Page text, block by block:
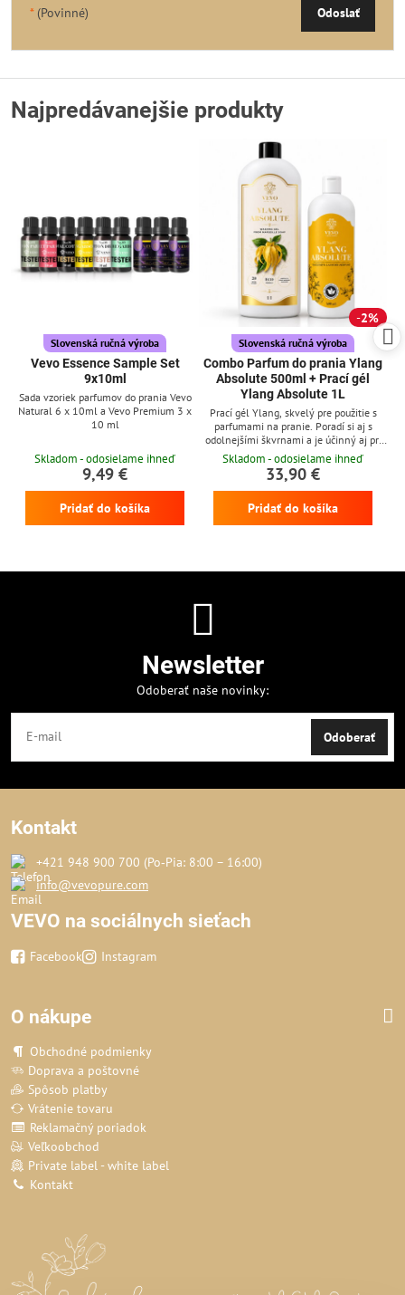
*(Povinné) Odoslať
Najpredávanejšie produkty
Slovenská ručná výroba
Vevo Essence Sample Set
9x10ml
Sada vzoriek parfumov do prania Vevo
Natural 6 x 10ml a Vevo Premium 3 x
10 ml
Skladom - odosielame ihneď
9,49 €
Pridať do košíka
2%
Slovenská ručná výroba
Combo Parfum do prania Ylang
Absolute 500ml + Prací gél
Ylang Absolute 1L
Prací gél Ylang, skvelý pre použitie s
parfumami na pranie. Poradí si aj s
odolnejšími škvrnami a je účinný aj pri
nízkych teplotách
Skladom - odosielame ihneď
33,90 €
Pridať do košíka
Newsletter
Odoberať naše novinky:
Odoberať
Kontakt
+421 948 900 700 (Po‑Pia: 8:00 – 16:00)
info@vevopure.com
VEVO na sociálnych sieťach
Facebook Instagram
O nákupe
Obchodné podmienky
Doprava a poštovné
Spôsob platby
Vrátenie tovaru
Reklamačný poriadok
Veľkoobchod
Private label - white label
Kontakt